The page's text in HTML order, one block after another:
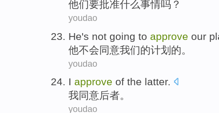
他们要批准什么事情吗？
youdao
He's not going to approve our
他不会同意我们的计划的。
youdao
I approve of the latter.
我同意后者。
youdao